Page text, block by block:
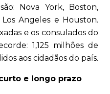
Nova York, Boston,
Angeles e Houston.
e os consulados do
1,125 milhões de
aos cidadãos do país.
e longo prazo